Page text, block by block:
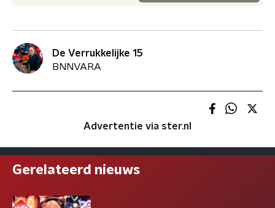
De Verrukkelijke 15
BNNVARA
Advertentie via ster.nl
Gerelateerd nieuws